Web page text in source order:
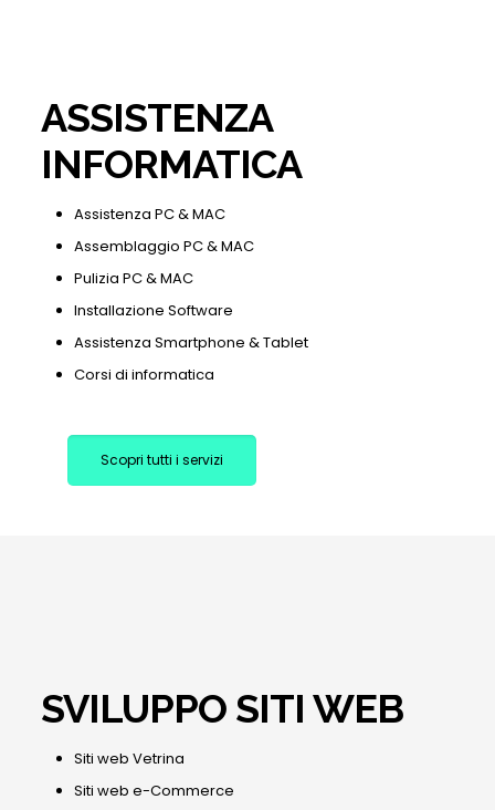
ASSISTENZA
INFORMATICA
Assistenza PC & MAC
Assemblaggio PC & MAC
Pulizia PC & MAC
Installazione Software
Assistenza Smartphone & Tablet
Corsi di informatica
Scopri tutti i servizi
SVILUPPO SITI WEB
Siti web Vetrina
Siti web e-Commerce